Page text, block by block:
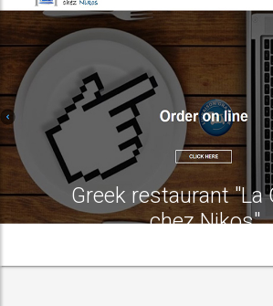
Greek restaurant "La
chez Nikos"